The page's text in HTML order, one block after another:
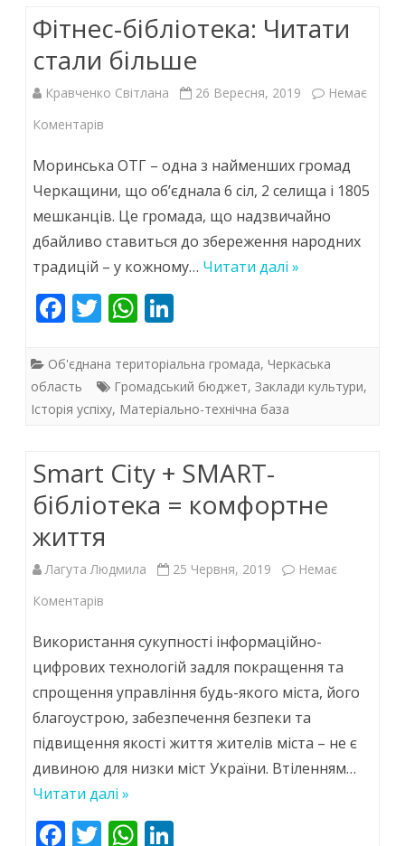
середовищ
k p
Фітнес-бібліотека: Читати
стали більше
Кравченко Світлана 26 Вересня, 2019
Немає
Коментарів
бібліотека:
Читати
стали
Моринська ОТГ – одна з найменших громад
Черкащини, що об’єднала 6 сіл, 2 селища і 1805
мешканців. Це громада, що надзвичайно
дбайливо ставиться до збереження народних
традицій – у кожному… Читати далі »
F
e
b
o
k
T
itt
er
W
at
s
A
p
k
e
dI
Об'єднана територіальна громада, Черкаська
область
Громадський бюджет, Заклади культури,
Історія успіху, Матеріально-технічна база
Smart City + SMART-
бібліотека = комфортне
життя
Лагута Людмила 25 Червня, 2019
Немає
Коментарів
City
+
SMART-
=
комфортне
Використання сукупності інформаційно-
цифрових технологій задля покращення та
спрощення управління будь-якого міста, його
благоустрою, забезпечення безпеки та
підвищення якості життя жителів міста – не є
дивиною для низки міст України. Втіленням…
Читати далі »
F T W